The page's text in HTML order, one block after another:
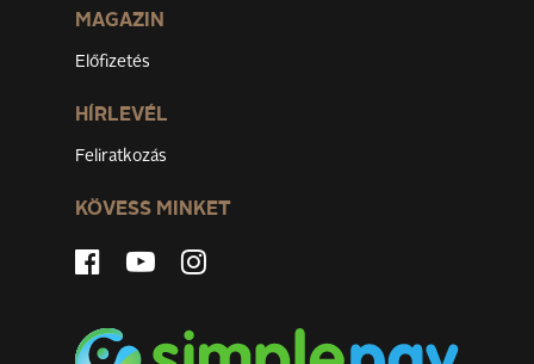
MAGAZIN
Előfizetés
HÍRLEVÉL
Feliratkozás
KÖVESS MINKET